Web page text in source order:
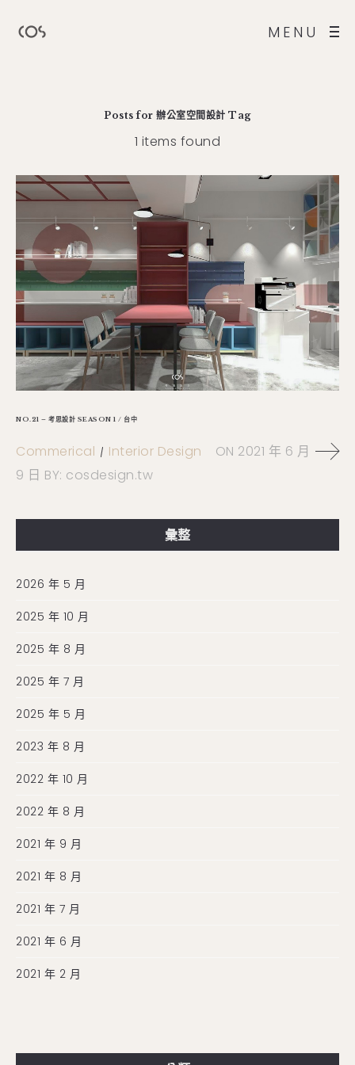
MENU
Posts for辦公室空間設計 Tag
1 items found
NO.21 – 考思設計 SEASON 1 / 台中
Commerical Interior Design ON 2021 年 6 月
9 日 BY: cosdesign.tw
彙整
2026 年 5 月
2025 年 10 月
2025 年 8 月
2025 年 7 月
2025 年 5 月
2023 年 8 月
2022 年 10 月
2022 年 8 月
2021 年 9 月
2021 年 8 月
2021 年 7 月
2021 年 6 月
2021 年 2 月